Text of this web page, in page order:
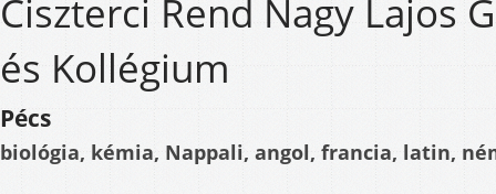
Ciszterci Rend Nagy Lajos
és Kollégium
Pécs
biológia, kémia, Nappali, angol, francia, latin,